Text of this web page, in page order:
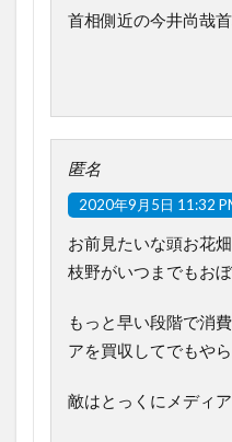
首相側近の今井尚哉
匿名
2020年9月5日 11:32
お前見たいな頭お花
枝野がいつまでもお
もっと早い段階で消
アを買収してでもや
敵はとっくにメディ